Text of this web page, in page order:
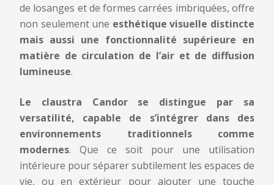
Claustra Candor- Demande de renseignement
de losanges et de formes carrées imbriquées, offre
non seulement une esthétique visuelle distincte
mais aussi une fonctionnalité supérieure en
matière de circulation de l’air et de diffusion
lumineuse.
Le claustra Candor se distingue par sa
versatilité, capable de s’intégrer dans des
environnements traditionnels comme
modernes. Que ce soit pour une utilisation
intérieure pour séparer subtilement les espaces de
vie, ou en extérieur pour ajouter une touche